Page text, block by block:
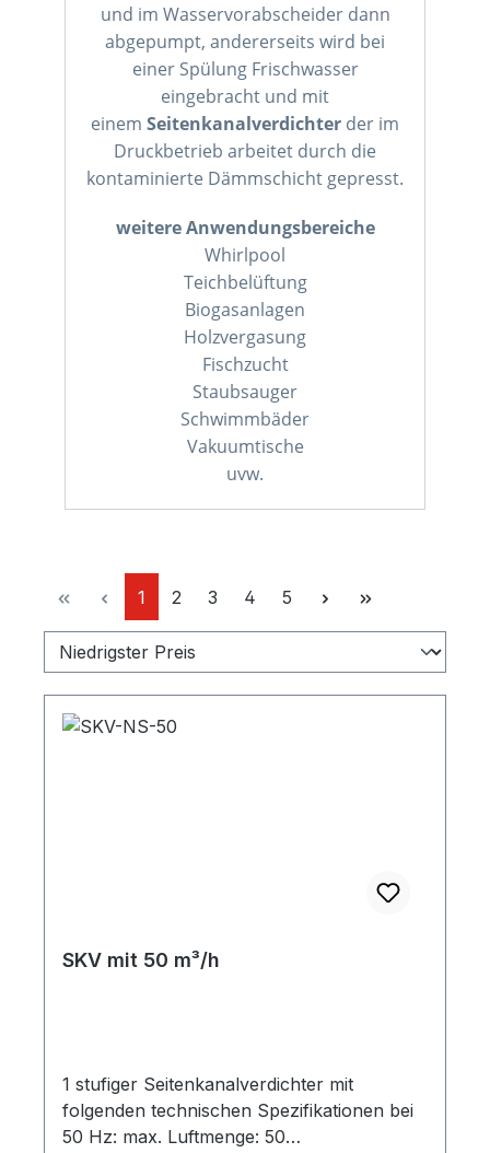
und im Wasservorabscheider dann
abgepumpt, andererseits wird bei
einer Spülung Frischwasser
eingebracht und mit
einem Seitenkanalverdichter der im
Druckbetrieb arbeitet durch die
kontaminierte Dämmschicht gepresst.
weitere Anwendungsbereiche
Whirlpool
Teichbelüftung
Biogasanlagen
Holzvergasung
Fischzucht
Staubsauger
Schwimmbäder
Vakuumtische
uvw.
Seite
1 Seite
2 Seite
3 Seite
4 Seite
5
SKV mit 50 m³/h
1 stufiger Seitenkanalverdichter mit
folgenden technischen Spezifikationen bei
50 Hz: max. Luftmenge: 50